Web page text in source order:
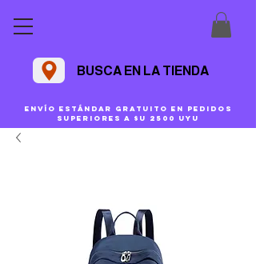
Envío estándar gratuito en pedidos
superiores a $U 2500 uyu
BUSCA EN LA TIENDA